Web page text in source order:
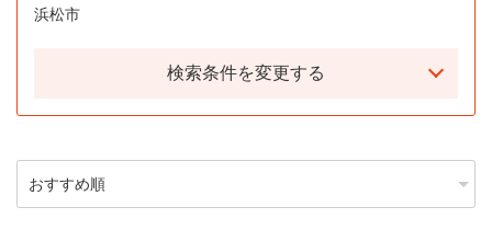
浜松市
検索条件を変更する